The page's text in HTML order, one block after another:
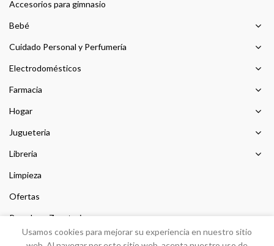
Accesorios para gimnasio
Bebé
Cuidado Personal y Perfumería
Electrodomésticos
Farmacia
Hogar
Jugueteria
Libreria
Limpieza
Ofertas
Prendas y Zapateria
Usamos cookies para mejorar su experiencia en nuestro sitio